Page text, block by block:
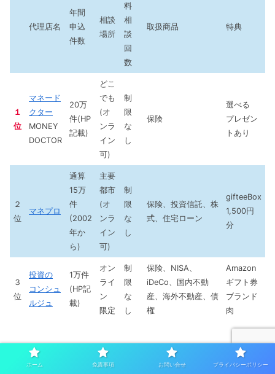
代理店名
年間
申込
件数
相談
場所
料
相
談
回
数
取扱商品 特典
１
位
マネード
クター
MONEY
DOCTOR
20万
件(HP
記載)
どこ
でも
(オ
ンラ
イン
可)
制
限
な
し
保険
選べる
プレゼン
トあり
２
位
マネプロ
通算
15万
件
(2002
年か
ら)
主要
都市
(オ
ンラ
イン
可)
制
限
な
し
保険、投資信託、株
式、住宅ローン
gifteeBox
1,500円
分
３
位
投資の
コンシュ
ルジュ
1万件
(HP記
載)
オン
ライ
ン
限定
制
限
な
し
保険、NISA、
iDeCo、国内不動
産、海外不動産、債
権
Amazon
ギフト券
ブランド
肉
マネードクターは
ホーム 免責事項 お問い合せ プライバシーポリシー